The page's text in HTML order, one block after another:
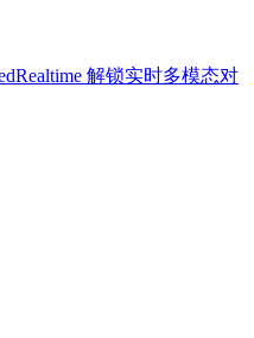
解锁实时多模态对